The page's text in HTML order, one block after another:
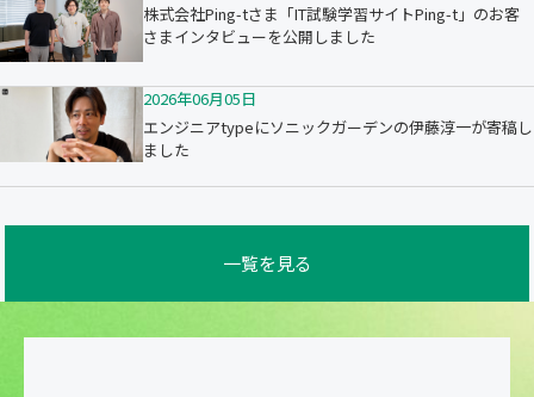
株式会社Ping-tさま「IT試験学習サイトPing-t」のお客
さまインタビューを公開しました
2026年06月05日
エンジニアtypeにソニックガーデンの伊藤淳一が寄稿し
ました
一覧を見る